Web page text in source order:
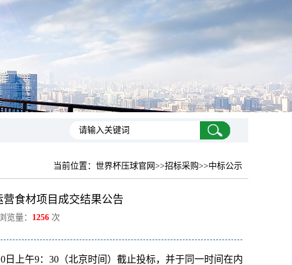
当前位置： 世界杯压球官网 >>招标采购>>中标公示
食材项目成交结果公告
量： 1256 次
上午9：30（北京时间）截止投标，并于同一时间在内